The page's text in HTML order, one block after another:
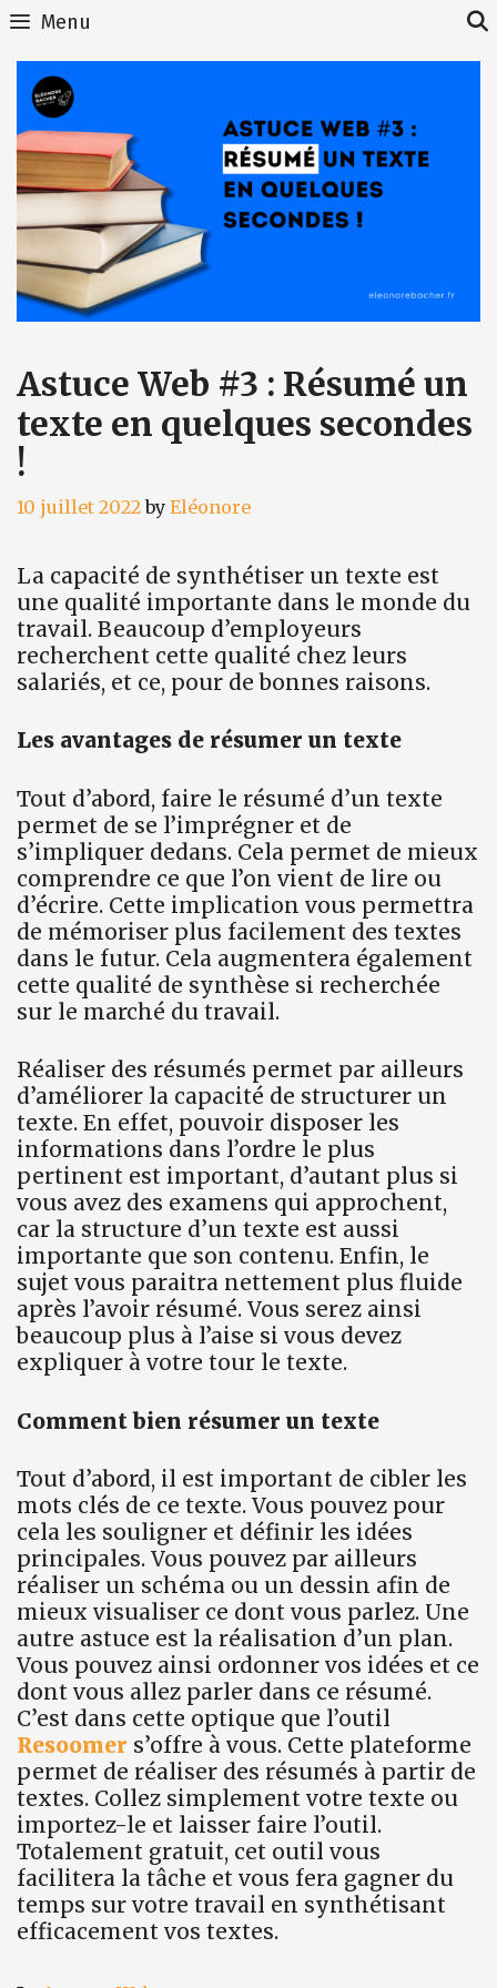
Skip
content
Menu
Astuce Web #3 : Résumé un
texte en quelques secondes
!
10 juillet 2022 by Eléonore
La capacité de synthétiser un texte est
une qualité importante dans le monde du
travail. Beaucoup d’employeurs
recherchent cette qualité chez leurs
salariés, et ce, pour de bonnes raisons.
Les avantages de résumer un texte
Tout d’abord, faire le résumé d’un texte
permet de se l’imprégner et de
s’impliquer dedans. Cela permet de mieux
comprendre ce que l’on vient de lire ou
d’écrire. Cette implication vous permettra
de mémoriser plus facilement des textes
dans le futur. Cela augmentera également
cette qualité de synthèse si recherchée
sur le marché du travail.
Réaliser des résumés permet par ailleurs
d’améliorer la capacité de structurer un
texte. En effet, pouvoir disposer les
informations dans l’ordre le plus
pertinent est important, d’autant plus si
vous avez des examens qui approchent,
car la structure d’un texte est aussi
importante que son contenu. Enfin, le
sujet vous paraitra nettement plus fluide
après l’avoir résumé. Vous serez ainsi
beaucoup plus à l’aise si vous devez
expliquer à votre tour le texte.
Comment bien résumer un texte
Tout d’abord, il est important de cibler les
mots clés de ce texte. Vous pouvez pour
cela les souligner et définir les idées
principales. Vous pouvez par ailleurs
réaliser un schéma ou un dessin afin de
mieux visualiser ce dont vous parlez. Une
autre astuce est la réalisation d’un plan.
Vous pouvez ainsi ordonner vos idées et ce
dont vous allez parler dans ce résumé.
C’est dans cette optique que l’outil
Resoomer s’offre à vous. Cette plateforme
permet de réaliser des résumés à partir de
textes. Collez simplement votre texte ou
importez-le et laisser faire l’outil.
Totalement gratuit, cet outil vous
facilitera la tâche et vous fera gagner du
temps sur votre travail en synthétisant
efficacement vos textes.